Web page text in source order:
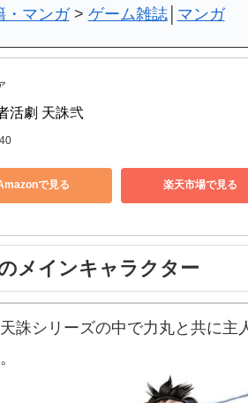
・マンガ> ゲーム雑誌│ マンガ
活劇 天誅弐
で見る 楽天市場で見る
メインキャラクター
誅シリーズの中で力丸と共に主